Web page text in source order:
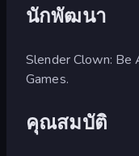
นักพัฒนา
Slender Clown:
Games.
คุณสมบัติ